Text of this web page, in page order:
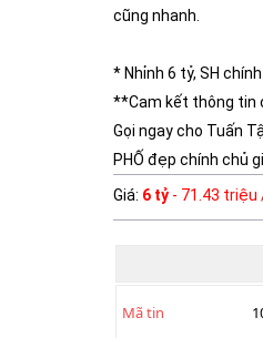
cũng nhanh.
* Nhỉnh 6 tỷ, SH
**Cam kết thông tin
Gọi ngay cho Tuấn
PHỐ đẹp chính chủ
Giá: 6 tỷ - 71.43 triệu
Mã tin